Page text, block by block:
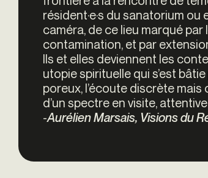
résident·e·s du sanatorium ou
caméra, de ce lieu marqué
contamination, et par
Ils et elles deviennent les
utopie spirituelle qui s’est
poreux, l’écoute discrète
d’un spectre en visite,
-Aurélien Marsais, Visions du